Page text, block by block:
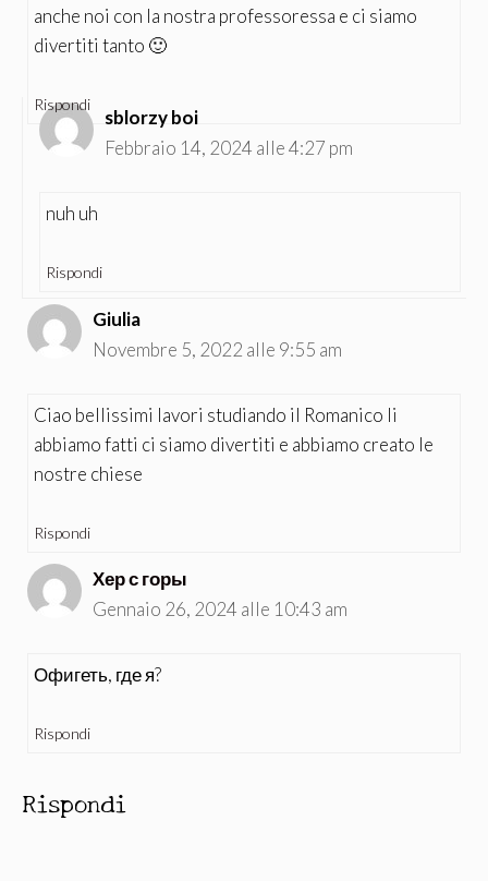
anche noi con la nostra professoressa e ci siamo
divertiti tanto 🙂
Rispondi
sblorzy boi
Febbraio 14, 2024 alle 4:27 pm
nuh uh
Rispondi
Giulia
Novembre 5, 2022 alle 9:55 am
Ciao bellissimi lavori studiando il Romanico li
abbiamo fatti ci siamo divertiti e abbiamo creato le
nostre chiese
Rispondi
Хер с горы
Gennaio 26, 2024 alle 10:43 am
Офигеть, где я?
Rispondi
Rispondi